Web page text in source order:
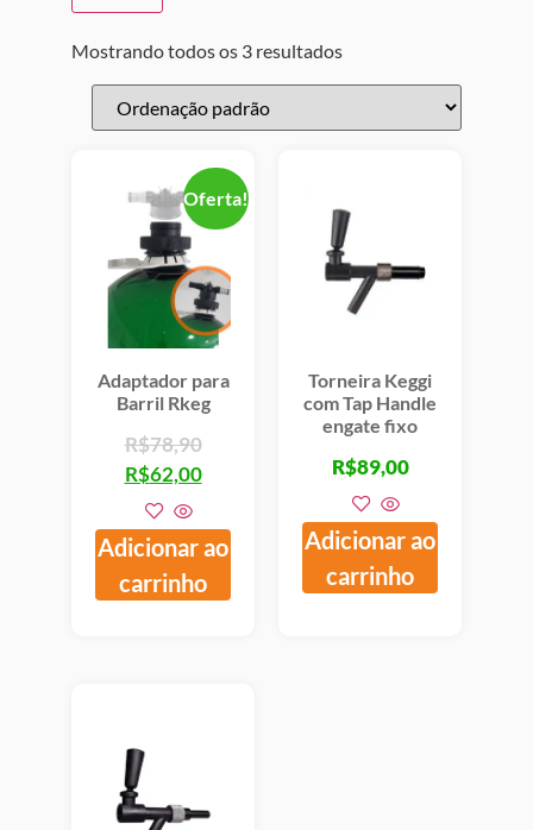
Mostrando todos os 3 resultados
Oferta!
Adaptador para
Barril Rkeg
R$78,90
R$62,00
Adicionar ao
carrinho
Torneira Keggi
com Tap Handle
engate fixo
R$89,00
Adicionar ao
carrinho